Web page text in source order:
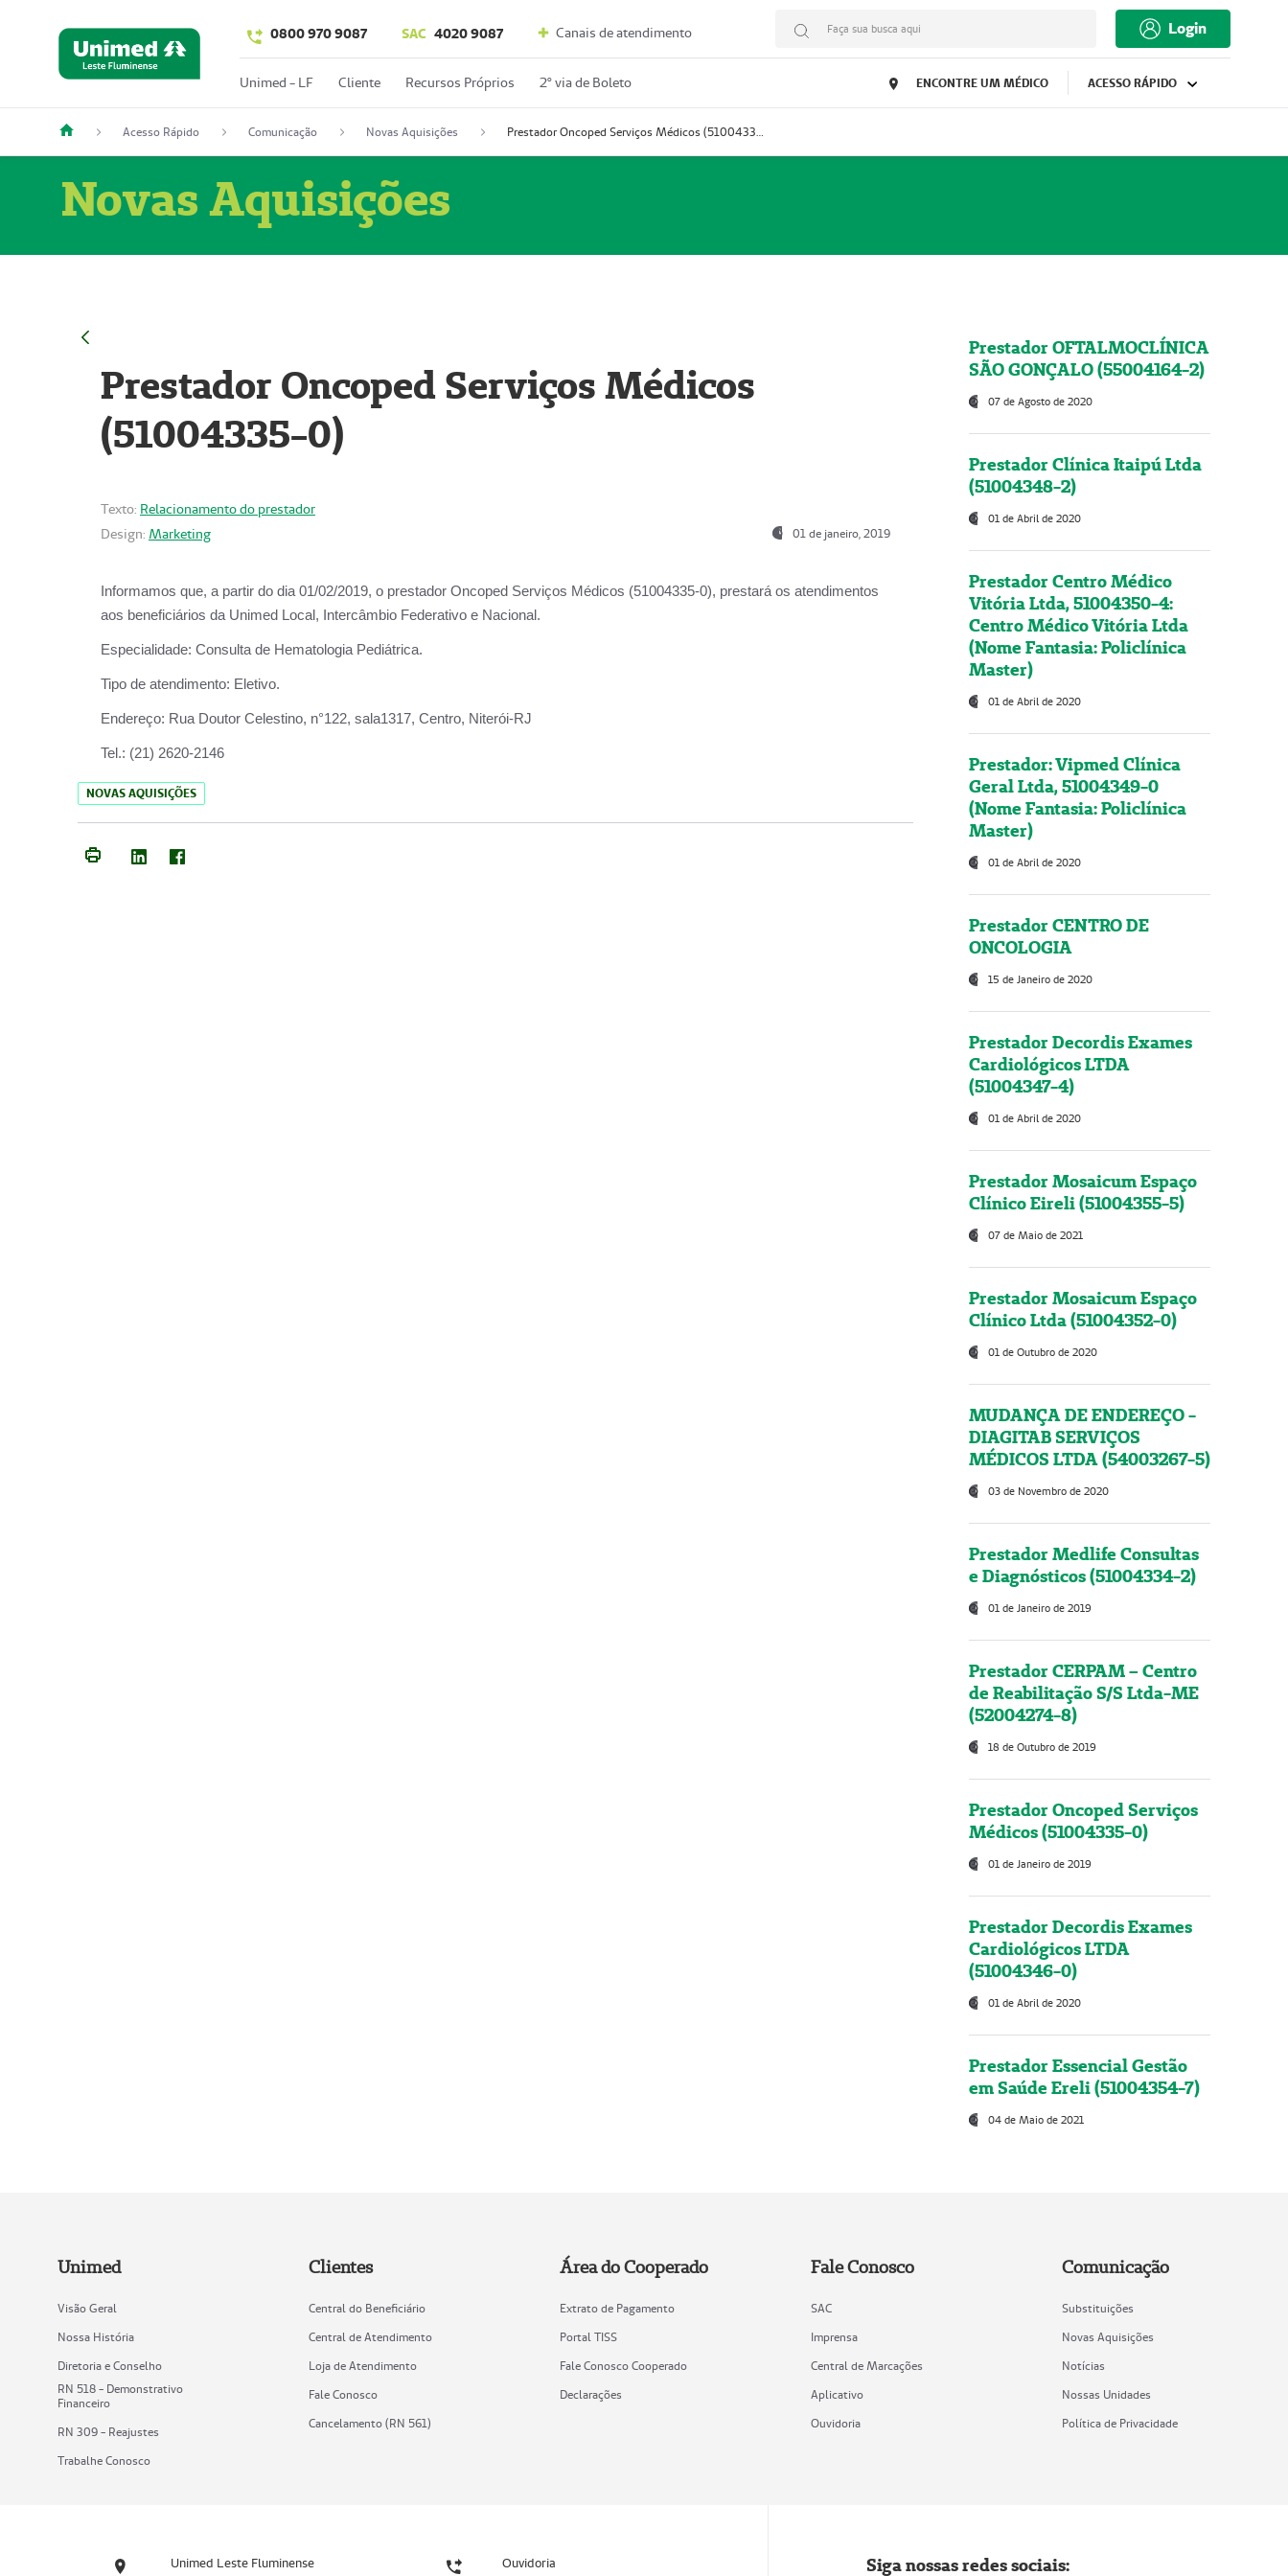
0800 970 9087 SAC 4020 9087 Canais de atendimento Faça sua busca aqui Login
Unimed - LF Cliente Recursos Próprios 2º via de Boleto ENCONTRE UM MÉDICO ACESSO RÁPIDO
Acesso Rápido Comunicação Novas Aquisições Prestador Oncoped Serviços Médicos (51004335-0)
Novas Aquisições
Prestador Oncoped Serviços Médicos
(51004335-0)
Texto: Relacionamento do prestador
Design: Marketing 01 de janeiro, 2019
Informamos que, a partir do dia 01/02/2019, o prestador Oncoped Serviços Médicos (51004335-0), prestará os atendimentos
aos beneficiários da Unimed Local, Intercâmbio Federativo e Nacional.
Especialidade: Consulta de Hematologia Pediátrica.
Tipo de atendimento: Eletivo.
Endereço: Rua Doutor Celestino, n°122, sala1317, Centro, Niterói-RJ
Tel.: (21) 2620-2146
NOVAS AQUISIÇÕES
Prestador OFTALMOCLÍNICA
SÃO GONÇALO (55004164-2)
07 de Agosto de 2020
Prestador Clínica Itaipú Ltda
(51004348-2)
01 de Abril de 2020
Prestador Centro Médico
Vitória Ltda, 51004350-4:
Centro Médico Vitória Ltda
(Nome Fantasia: Policlínica
Master)
01 de Abril de 2020
Prestador: Vipmed Clínica
Geral Ltda, 51004349-0
(Nome Fantasia: Policlínica
Master)
01 de Abril de 2020
Prestador CENTRO DE
ONCOLOGIA
15 de Janeiro de 2020
Prestador Decordis Exames
Cardiológicos LTDA
(51004347-4)
01 de Abril de 2020
Prestador Mosaicum Espaço
Clínico Eireli (51004355-5)
07 de Maio de 2021
Prestador Mosaicum Espaço
Clínico Ltda (51004352-0)
01 de Outubro de 2020
MUDANÇA DE ENDEREÇO -
DIAGITAB SERVIÇOS
MÉDICOS LTDA (54003267-5)
03 de Novembro de 2020
Prestador Medlife Consultas
e Diagnósticos (51004334-2)
01 de Janeiro de 2019
Prestador CERPAM – Centro
de Reabilitação S/S Ltda-ME
(52004274-8)
18 de Outubro de 2019
Prestador Oncoped Serviços
Médicos (51004335-0)
01 de Janeiro de 2019
Prestador Decordis Exames
Cardiológicos LTDA
(51004346-0)
01 de Abril de 2020
Prestador Essencial Gestão
em Saúde Ereli (51004354-7)
04 de Maio de 2021
Unimed
Visão Geral
Nossa História
Diretoria e Conselho
RN 518 - Demonstrativo
Financeiro
RN 309 - Reajustes
Trabalhe Conosco
Clientes
Central do Beneficiário
Central de Atendimento
Loja de Atendimento
Fale Conosco
Cancelamento (RN 561)
Área do Cooperado
Extrato de Pagamento
Portal TISS
Fale Conosco Cooperado
Declarações
Fale Conosco
SAC
Imprensa
Central de Marcações
Aplicativo
Ouvidoria
Comunicação
Substituições
Novas Aquisições
Notícias
Nossas Unidades
Política de Privacidade
Unimed Leste Fluminense Ouvidoria Siga nossas redes sociais: